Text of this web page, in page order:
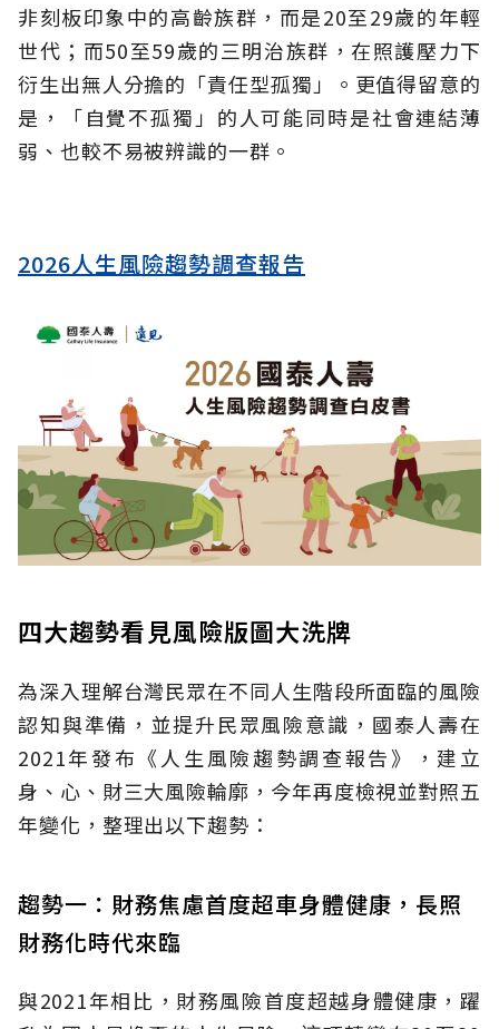
非刻板印象中的高齡族群，而是20至29歲的年輕
世代；而50至59歲的三明治族群，在照護壓力下
衍生出無人分擔的「責任型孤獨」。更值得留意的
是，「自覺不孤獨」的人可能同時是社會連結薄
弱、也較不易被辨識的一群。
2026人生風險趨勢調查報告
四大趨勢看見風險版圖大洗牌
為深入理解台灣民眾在不同人生階段所面臨的風險
認知與準備，並提升民眾風險意識，國泰人壽在
2021年發布《人生風險趨勢調查報告》，建立
身、心、財三大風險輪廓，今年再度檢視並對照五
年變化，整理出以下趨勢：
趨勢一：財務焦慮首度超車身體健康，長照
財務化時代來臨
與2021年相比，財務風險首度超越身體健康，躍